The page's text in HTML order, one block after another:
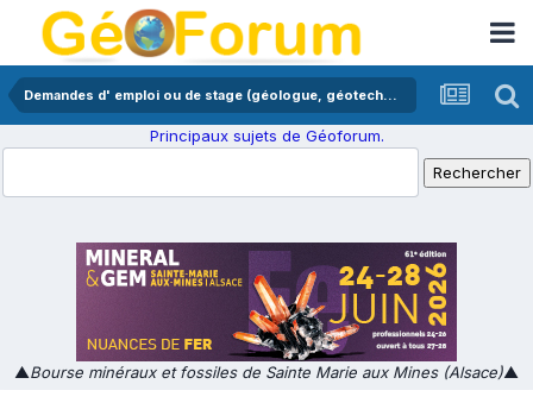
Demandes d' emploi ou de stage (géologue, géotechnicien,...)
Principaux sujets de Géoforum.
▲Bourse minéraux et fossiles de Sainte Marie aux Mines (Alsace)▲